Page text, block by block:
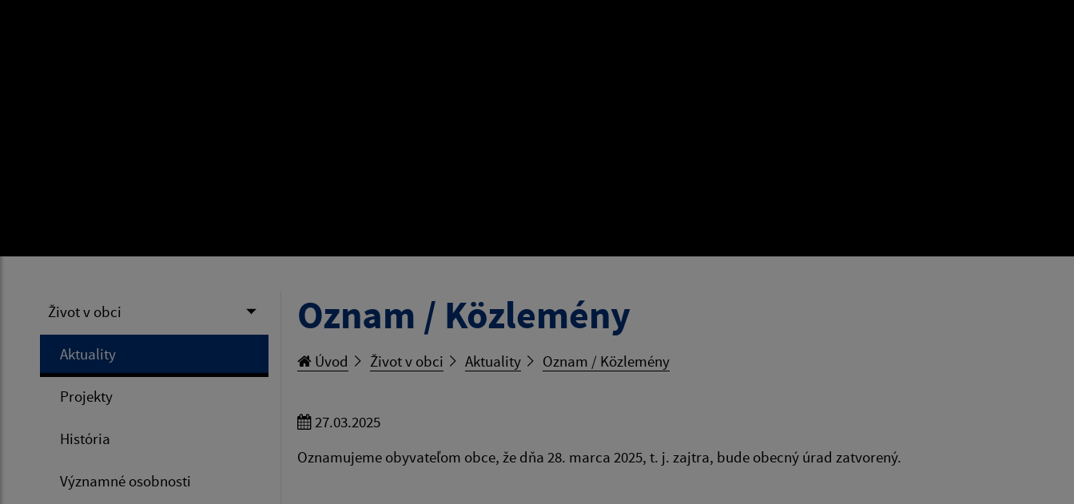
Život v obci
Aktuality
Projekty
História
Významné osobnosti
Oznam / Közlemény
Úvod Život v obci Aktuality Oznam / Közlemény
27.03.2025
Oznamujeme obyvateľom obce, že dňa 28. marca 2025, t. j. zajtra, bude obecný úrad zatvorený.